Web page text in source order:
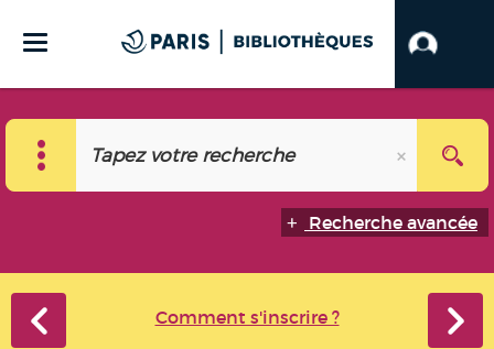
Recherche avancée
Comment s'inscrire ?